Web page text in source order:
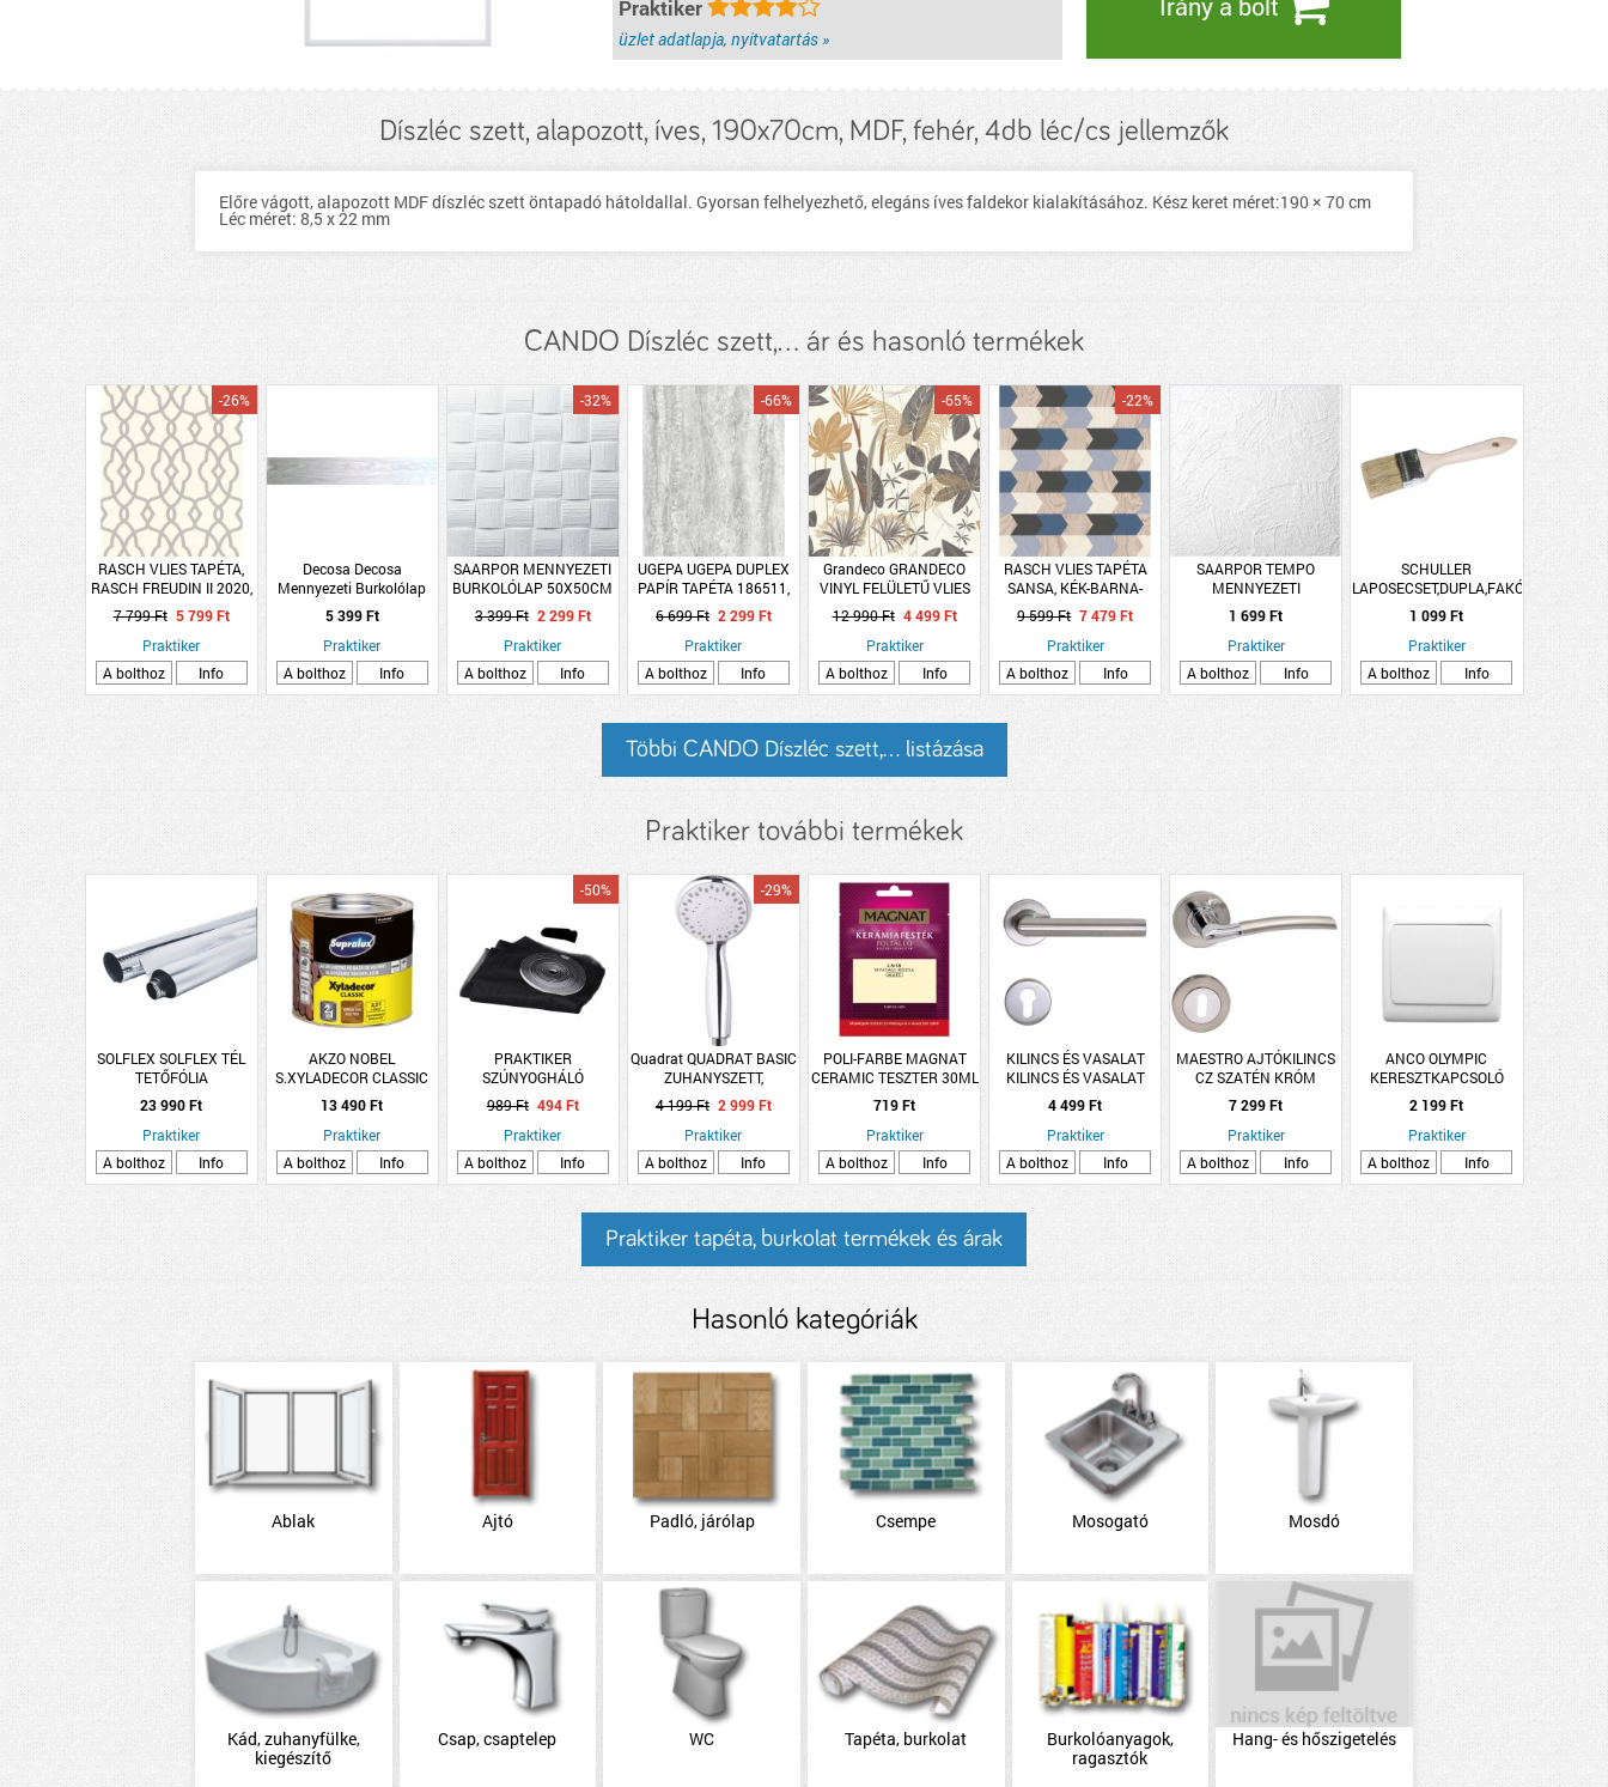
Praktiker
üzlet adatlapja, nyitvatartás »
Díszléc szett, alapozott, íves, 190x70cm, MDF, fehér, 4db léc/cs jellemzők
Előre vágott, alapozott MDF díszléc szett öntapadó hátoldallal. Gyorsan felhelyezhető, elegáns íves faldekor kialakításához. Kész keret méret:190 × 70 cm
Léc méret: 8,5 x 22 mm
CANDO Díszléc szett,... ár és hasonló termékek
RASCH VLIES TAPÉTA,
RASCH FREUDIN II 2020,
FEHÉR-EZÜST SZÍNŰ
53CMX10,05M 442816
-26%
7 799 Ft 5 799 Ft
Praktiker
A bolthoz
Info
Decosa Decosa
Mennyezeti Burkolólap
Bergen 16,5X100cm
Fehér 2m2/csomag
5 399 Ft
Praktiker
A bolthoz
Info
SAARPOR MENNYEZETI
BURKOLÓLAP 50X50CM
&quot;DUBLIN&quot;
-32%
3 399 Ft 2 299 Ft
Praktiker
A bolthoz
Info
UGEPA UGEPA DUPLEX
PAPÍR TAPÉTA 186511,
53CMX10,05M,
MÁRVÁNY MINTÁS
-66%
6 699 Ft 2 299 Ft
Praktiker
A bolthoz
Info
Grandeco GRANDECO
VINYL FELÜLETŰ VLIES
TAPÉ
-65%
12 990 Ft 4 499 Ft
Praktiker
A bolthoz
Info
RASCH VLIES TAPÉTA
SANSA, KÉK-BARNA-
BÉZS, 53 CM X 10,05 M,
638219
-22%
9 599 Ft 7 479 Ft
Praktiker
A bolthoz
Info
SAARPOR TEMPO
MENNYEZETI
BURKOLÓLAP FEHÉR
50X50CM
1 699 Ft
Praktiker
A bolthoz
Info
SCHULLER
LAPOSECSET,DUPLA,FAKÓ
25MM/1,0&quot; -
1 099 Ft
Praktiker
A bolthoz
Info
Többi CANDO Díszléc szett,... listázása
Praktiker további termékek
SOLFLEX SOLFLEX TÉL
TETŐFÓLIA
50M2/TEKERCS
23 990 Ft
Praktiker
A bolthoz
Info
AKZO NOBEL
S.XYLADECOR CLASSIC
VÉKONYLAZÚR 2,5L
TEAK OLDÓSZERES
13 490 Ft
Praktiker
A bolthoz
Info
PRAKTIKER
SZÚNYOGHÁLÓ
100X100CM ABLAKRA
FEKETE
-50%
989 Ft 494 Ft
Praktiker
A bolthoz
Info
Quadrat QUADRAT BASIC
ZUHANYSZETT,
FALITARTÓVAL 150CM-
ES GÉGECSŐ, 5
FUNKCIÓS ZUHANYFEJ
-29%
4 199 Ft 2 999 Ft
Praktiker
A bolthoz
Info
POLI-FARBE MAGNAT
CERAMIC TESZTER 30ML
SIVATAGI RÓZSA CM38
719 Ft
Praktiker
A bolthoz
Info
KILINCS ÉS VASALAT
KILINCS ÉS VASALAT
AJTÓKILINCS CZ
ROZSDAMENTES INOX
TÍMEA ROZETTÁS
4 499 Ft
Praktiker
A bolthoz
Info
MAESTRO AJTÓKILINCS
CZ SZATÉN KRÓM
NIKKEL BASIC VESTA
ROZETTÁS
7 299 Ft
Praktiker
A bolthoz
Info
ANCO OLYMPIC
KERESZTKAPCSOLÓ
FEHÉR (277036)
2 199 Ft
Praktiker
A bolthoz
Info
Praktiker tapéta, burkolat termékek és árak
Hasonló kategóriák
Ablak Ajtó Padló, járólap Csempe Mosogató Mosdó
Kád, zuhanyfülke,
kiegészítő
Csap, csaptelep WC Tapéta, burkolat
Burkolóanyagok,
ragasztók
Hang- és hőszigetelés